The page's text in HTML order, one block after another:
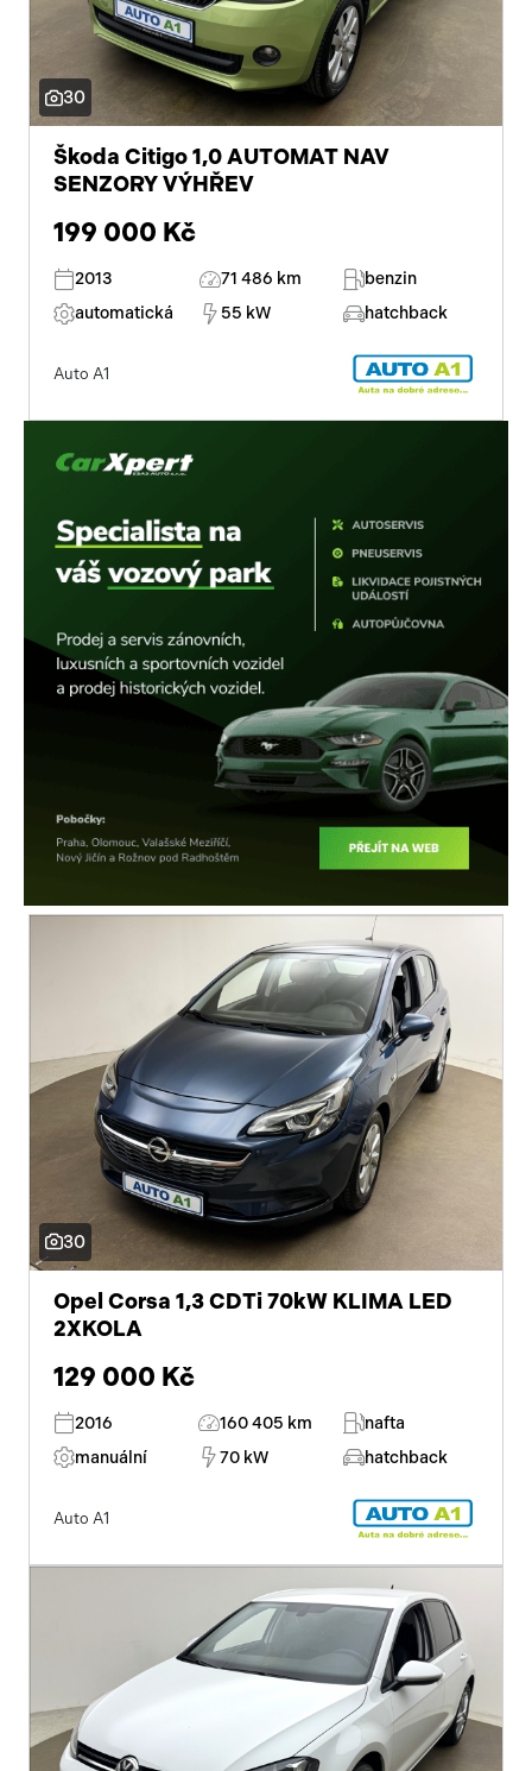
posilovač řízení
stabilizace podvozku (ESP)
protiprokluzový systém kol (ASR)
ABS
tempomat
venkovní teploměr
AUX
5 rychlostních stupňů
30
Škoda Citigo 1,0 AUTOMAT NAV
SENZORY VÝHŘEV
199 000 Kč
2013 71 486 km
benzin
automatická
55 kW hatchback
Auto A1
30
Opel Corsa 1,3 CDTi 70kW KLIMA LED
2XKOLA
129 000 Kč
2016 160 405 km
nafta
manuální
70 kW hatchback
Auto A1